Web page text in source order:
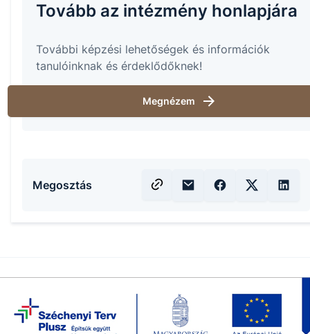
Tovább az intézmény honlapjára
További képzési lehetőségek és információk
tanulóinknak és érdeklődőknek!
Megnézem
Megosztás